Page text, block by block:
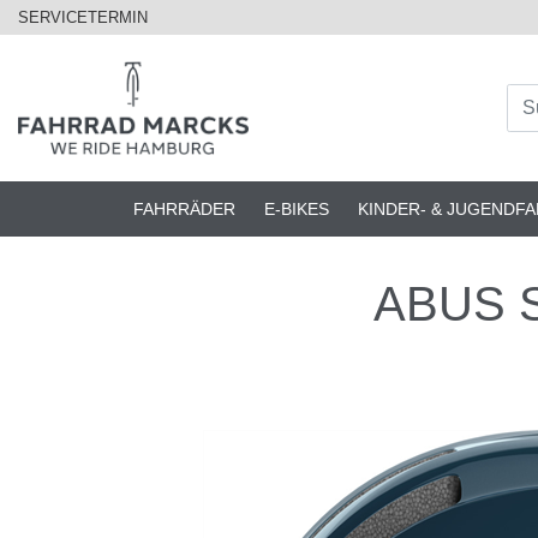
SERVICETERMIN
FAHRRÄDER E-BIKES KINDER- &
ABUS